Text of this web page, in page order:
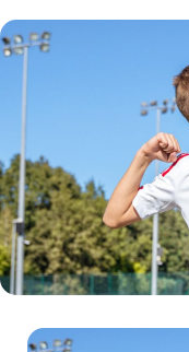
Akademia
Dla mediów
Kibice